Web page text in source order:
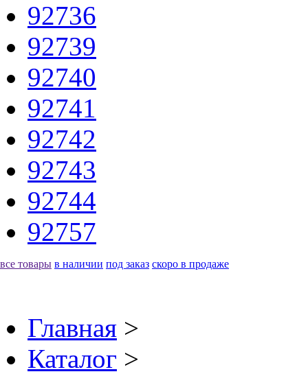
92736
92739
92740
92741
92742
92743
92744
92757
все товары в наличии под заказ скоро в продаже
Главная >
Каталог >